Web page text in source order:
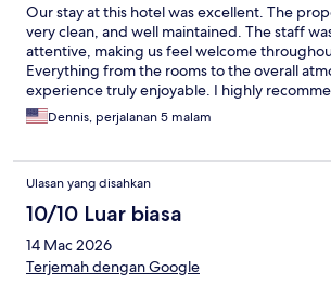
Our stay at this hotel was excellent. The
very clean, and well maintained. The staff
attentive, making us feel welcome
Everything from the rooms to the overall
experience truly enjoyable. I highly
would gladly stay here again.
Dennis, perjalanan 5 malam
Ulasan yang disahkan
10/10 Luar biasa
14 Mac 2026
Terjemah dengan Google